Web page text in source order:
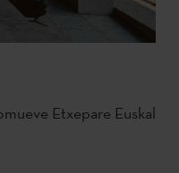
Etxepare Euskal